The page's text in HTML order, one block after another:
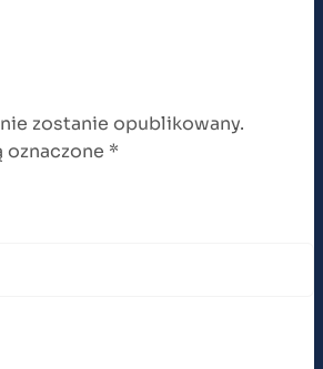
zostanie opublikowany.
oznaczone *